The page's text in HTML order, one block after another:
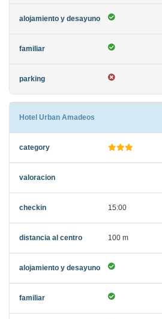
Hotel Urban Amadeos
15:00
100 m